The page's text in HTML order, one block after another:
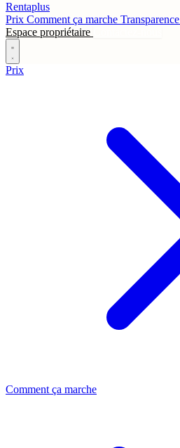
Rentaplus
Prix Comment ça marche Transparence
Espace propriétaire
Prix
Comment ça marche